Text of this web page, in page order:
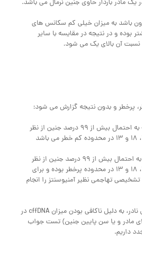
مادر باردار حاوی جنین نرمال می باشد.
باشد به میزان خیلی کم سکانس های
کروموزوم 21، بیشتر بوده و در نتیجه در مقایسه با سایر
نسبت آن بالای یک می شود.
پرخطر و بدون نتیجه گزارش می شود:
کم خطر: نشانه آن است که به احتمال بیش از 99 درصد جنین از نظر
پر خطر: نشانه آن است که به احتمال بیش از 99 درصد جنین از نظر
اختلالات کروموزوم های 21، 18 و 13 در محدوده پرخطر بوده و برای
تهاجمی نظیر آمنیوسنتز را انجام
بدون نتیجه: در موارد خیلی نادر، به دلیل ناکافی بودن میزان cffDNA در
مادر و یا سن پایین جنین) تست جواب
داریم.